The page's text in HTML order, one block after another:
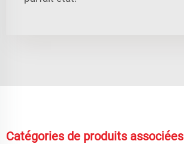
Catégories de produits associées